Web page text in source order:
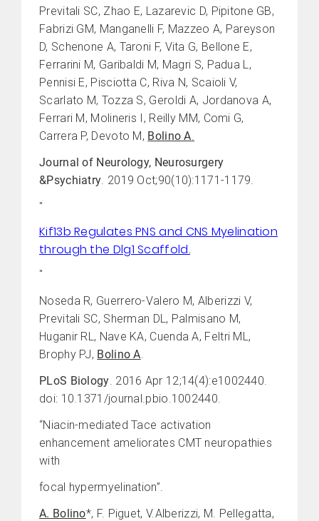
Previtali SC, Zhao E, Lazarevic D, Pipitone GB,
Fabrizi GM, Manganelli F, Mazzeo A, Pareyson
D, Schenone A, Taroni F, Vita G, Bellone E,
Ferrarini M, Garibaldi M, Magri S, Padua L,
Pennisi E, Pisciotta C, Riva N, Scaioli V,
Scarlato M, Tozza S, Geroldi A, Jordanova A,
Ferrari M, Molineris I, Reilly MM, Comi G,
Carrera P, Devoto M, Bolino A.
Journal of Neurology, Neurosurgery
&Psychiatry. 2019 Oct;90(10):1171-1179.
"
Kif13b Regulates PNS and CNS Myelination
through the Dlg1 Scaffold.
"
Noseda R, Guerrero-Valero M, Alberizzi V,
Previtali SC, Sherman DL, Palmisano M,
Huganir RL, Nave KA, Cuenda A, Feltri ML,
Brophy PJ, Bolino A.
PLoS Biology. 2016 Apr 12;14(4):e1002440.
doi: 10.1371/journal.pbio.1002440.
“Niacin-mediated Tace activation
enhancement ameliorates CMT neuropathies
with
focal hypermyelination”.
A. Bolino*, F. Piguet, V.Alberizzi, M. Pellegatta,